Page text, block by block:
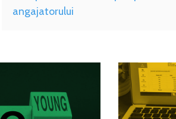
angajatorului